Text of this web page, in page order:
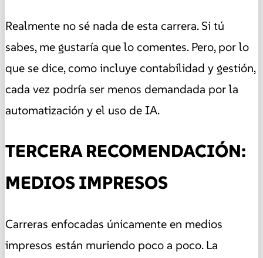
Realmente no sé nada de esta carrera. Si tú
sabes, me gustaría que lo comentes. Pero, por lo
que se dice, como incluye contabilidad y gestión,
cada vez podría ser menos demandada por la
automatización y el uso de IA.
TERCERA RECOMENDACIÓN:
MEDIOS IMPRESOS
Carreras enfocadas únicamente en medios
impresos están muriendo poco a poco. La